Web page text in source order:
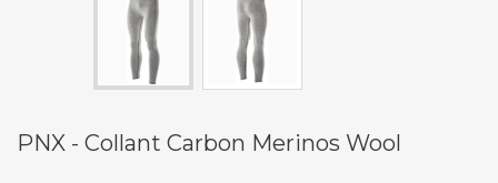
PNX - Collant Carbon Merinos Wool